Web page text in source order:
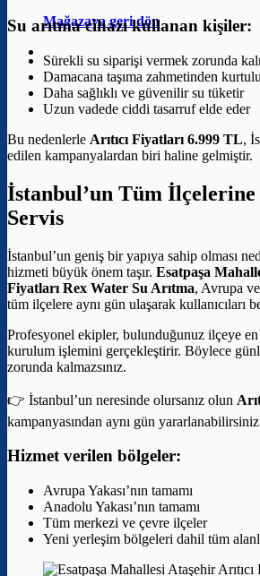
Mağazaya geri dön
Su arıtma cihazı kullanan kişiler:
Sürekli su siparişi vermek zorunda
Damacana taşıma zahmetinden
Daha sağlıklı ve güvenilir su tüketir
Uzun vadede ciddi tasarruf elde eder
Bu nedenlerle Arıtıcı Fiyatları 6.999 TL,
edilen kampanyalardan biri haline gelmiştir.
İstanbul’un Tüm İlçelerine
Servis
İstanbul’un geniş bir yapıya sahip olması
hizmeti büyük önem taşır. Esatpaşa
Fiyatları Rex Water Su Arıtma, Avrupa
tüm ilçelere aynı gün ulaşarak kullanıcıları
Profesyonel ekipler, bulunduğunuz ilçeye en
kurulum işlemini gerçekleştirir. Böylece
zorunda kalmazsınız.
👉 İstanbul’un neresinde olursanız olun
kampanyasından aynı gün
Hizmet verilen bölgeler:
Avrupa Yakası’nın tamamı
Anadolu Yakası’nın tamamı
Tüm merkezi ve çevre ilçeler
Yeni yerleşim bölgeleri dahil tüm